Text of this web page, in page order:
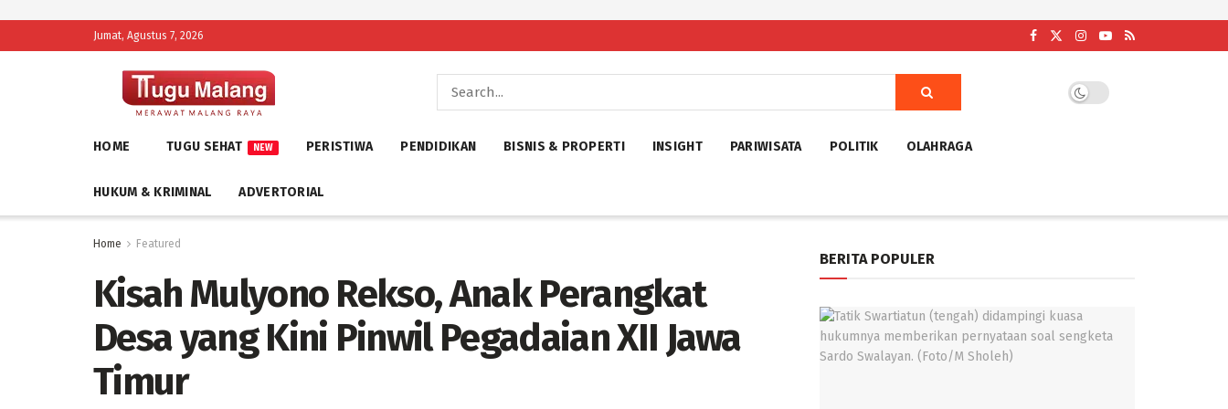
Jumat, Agustus 7, 2026
HOME TUGU SEHAT NEW PERISTIWA PENDIDIKAN BISNIS & PROPERTI INSIGHT PARIWISATA POLITIK OLAHRAGA
HUKUM & KRIMINAL ADVERTORIAL
Home Featured
Kisah Mulyono Rekso, Anak Perangkat
Desa yang Kini Pinwil Pegadaian XII Jawa
Timur
BERITA POPULER